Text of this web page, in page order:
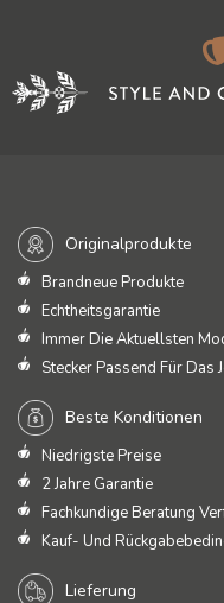
Originalprodukte
Brandneue Produkte
Echtheitsgarantie
Immer Die Aktuellsten
Stecker Passend Für Das
Beste Konditionen
Niedrigste Preise
2 Jahre Garantie
Fachkundige Beratung
Kauf- Und
Lieferung